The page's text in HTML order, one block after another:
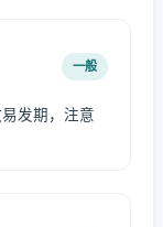
一般
发期，注意